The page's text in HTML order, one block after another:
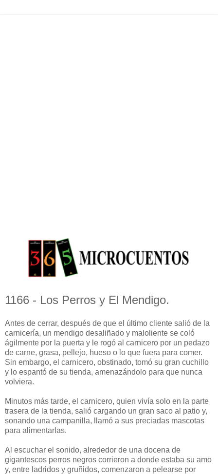
1166 - Los Perros y El Mendigo.
Antes de cerrar, después de que el último cliente salió de la
carnicería, un mendigo desaliñado y maloliente se coló
ágilmente por la puerta y le rogó al carnicero por un pedazo
de carne, grasa, pellejo, hueso o lo que fuera para comer.
Sin embargo, el carnicero, obstinado, tomó su gran cuchillo
y lo espantó de su tienda, amenazándolo para que nunca
volviera.
Minutos más tarde, el carnicero, quien vivía solo en la parte
trasera de la tienda, salió cargando un gran saco al patio y,
sonando una campanilla, llamó a sus preciadas mascotas
para alimentarlas.
Al escuchar el sonido, alrededor de una docena de
gigantescos perros negros corrieron a donde estaba su amo
y, entre ladridos y gruñidos, comenzaron a pelearse por